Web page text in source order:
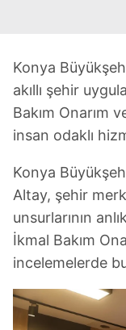
Konya
akıllı şehir
Bakım Onarım
insan odaklı
Konya
Altay, şehir
unsurlarının
İkmal Bakım
incelemelerde